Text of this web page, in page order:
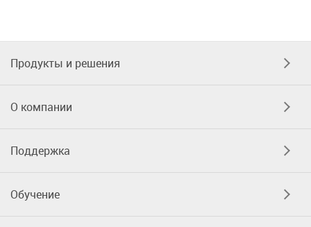
Продукты и решения
О компании
Поддержка
Обучение